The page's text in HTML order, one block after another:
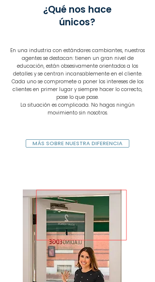
¿Qué nos hace
únicos?
En una industria con estándares cambiantes, nuestros
agentes se destacan: tienen un gran nivel de
educación, están obsesivamente orientados a los
detalles y se centran incansablemente en el cliente.
Cada uno se compromete a poner los intereses de los
clientes en primer lugar y siempre hacer lo correcto,
pase lo que pase.
La situación es complicada. No hagas ningún
movimiento sin nosotros.
MÁS SOBRE NUESTRA DIFERENCIA